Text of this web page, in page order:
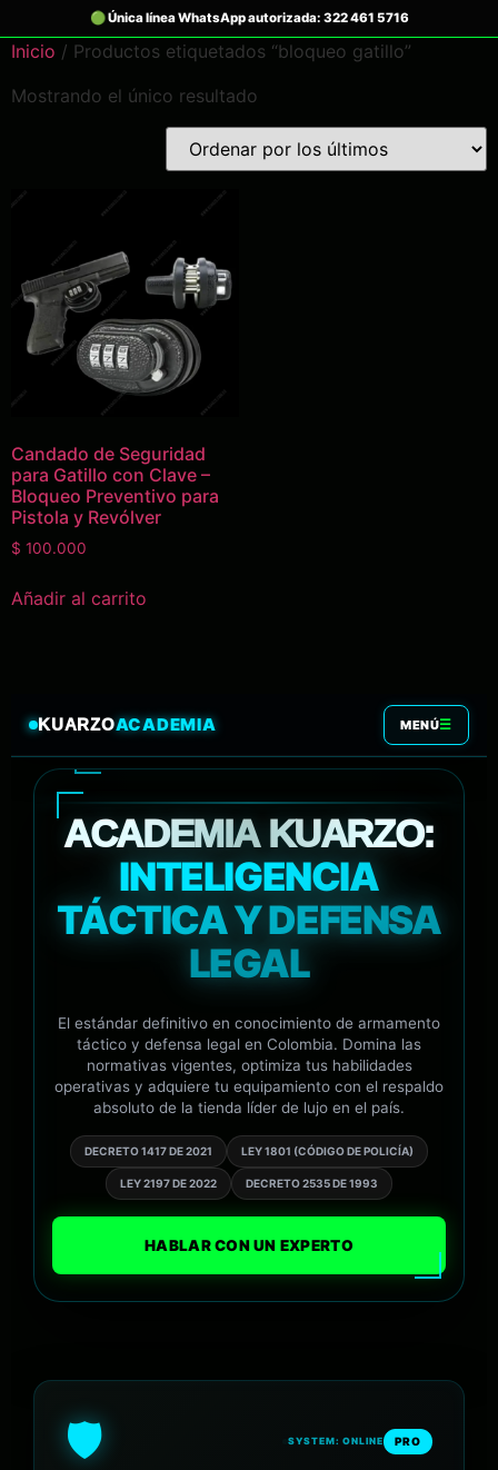
Inicio / Productos etiquetados “bloqueo gatillo”
Mostrando el único resultado
Candado de Seguridad
para Gatillo con Clave –
Bloqueo Preventivo para
Pistola y Revólver
$ 100.000
Añadir al carrito
KUARZOACADEMIA MENÚ☰
ACADEMIA KUARZO:
INTELIGENCIA
TÁCTICA Y DEFENSA
LEGAL
El estándar definitivo en conocimiento de armamento
táctico y defensa legal en Colombia. Domina las
normativas vigentes, optimiza tus habilidades
operativas y adquiere tu equipamiento con el respaldo
absoluto de la tienda líder de lujo en el país.
DECRETO 1417 DE 2021 LEY 1801 (CÓDIGO DE POLICÍA)
LEY 2197 DE 2022 DECRETO 2535 DE 1993
HABLAR CON UN EXPERTO
🛡️ SYSTEM: ONLINE PRO